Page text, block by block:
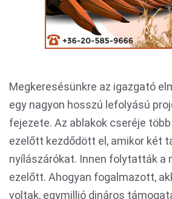
Megkeresésünkre az igazgató
egy nagyon hosszú lefolyású
fejezete. Az ablakok cseréje
ezelőtt kezdődött el, amikor két
nyílászárókat. Innen folytatták a
ezelőtt. Ahogyan fogalmazott,
voltak, egymillió dináros